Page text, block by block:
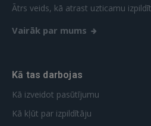
Ātrs veids, kā atrast uzticamu
Vairāk par mums
Kā tas darbojas
Kā izveidot pasūtījumu
Kā kļūt par izpildītāju